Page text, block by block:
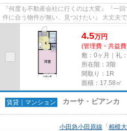
『何度も不動産会社に行くのは大変』『一
件に合う物件が無い、見つけたい』 大丈夫
ースを利用して、エリアを問...
4.5万円
(管理費・共益
敷：0ヶ月｜礼
所在階：3階
間取り：1R
面積：17.58㎡
賃貸｜マンション カーサ・ビアンカ
小田急小田原線 「 相模